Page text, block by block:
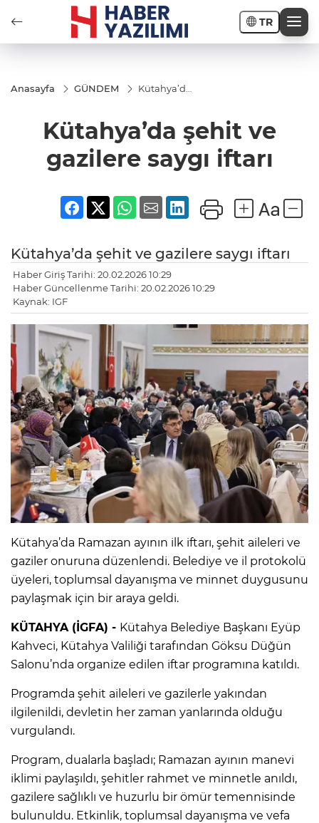
TR
Anasayfa GÜNDEM
Kütahya’da
saygı iftarı
Kütahya’da şehit ve
gazilere saygı iftarı
Kütahya’da şehit ve gazilere saygı iftarı
Haber Giriş Tarihi: 20.02.2026 10:29
Haber Güncellenme Tarihi: 20.02.2026 10:29
Kaynak: IGF
Kütahya’da Ramazan ayının ilk iftarı, şehit aileleri ve
gaziler onuruna düzenlendi. Belediye ve il protokolü
üyeleri, toplumsal dayanışma ve minnet duygusunu
paylaşmak için bir araya geldi.
KÜTAHYA (İGFA) - Kütahya Belediye Başkanı Eyüp
Kahveci, Kütahya Valiliği tarafından Göksu Düğün
Salonu’nda organize edilen iftar programına katıldı.
Programda şehit aileleri ve gazilerle yakından
ilgilenildi, devletin her zaman yanlarında olduğu
vurgulandı.
Program, dualarla başladı; Ramazan ayının manevi
iklimi paylaşıldı, şehitler rahmet ve minnetle anıldı,
gazilere sağlıklı ve huzurlu bir ömür temennisinde
bulunuldu. Etkinlik, toplumsal dayanışma ve vefa